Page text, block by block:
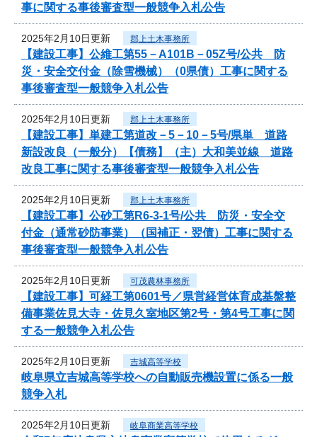
事に関する事後審査型一般競争入札公告
2025年2月10日更新 郡上土木事務所
【建設工事】公維工第55－A101B－05Z号/公共 防
災・安全交付金（除雪機械）（0県債）工事に関する
事後審査型一般競争入札公告
2025年2月10日更新 郡上土木事務所
【建設工事】単建工第道改－5－10－5号/県単 道路
新設改良（一般分）【債務】（主）大和美並線 道路
改良工事に関する事後審査型一般競争入札公告
2025年2月10日更新 郡上土木事務所
【建設工事】公砂工第R6-3-1号/公共 防災・安全交
付金（通常砂防事業）（国補正・翌債）工事に関する
事後審査型一般競争入札公告
2025年2月10日更新 可茂農林事務所
【建設工事】可経工第0601号／県営経営体育成基盤整
備事業佐見大寺・佐見久室地区第2号・第4号工事に関
する一般競争入札公告
2025年2月10日更新 吉城高等学校
岐阜県立吉城高等学校への自動販売機設置に係る一般
競争入札
2025年2月10日更新 岐阜商業高等学校